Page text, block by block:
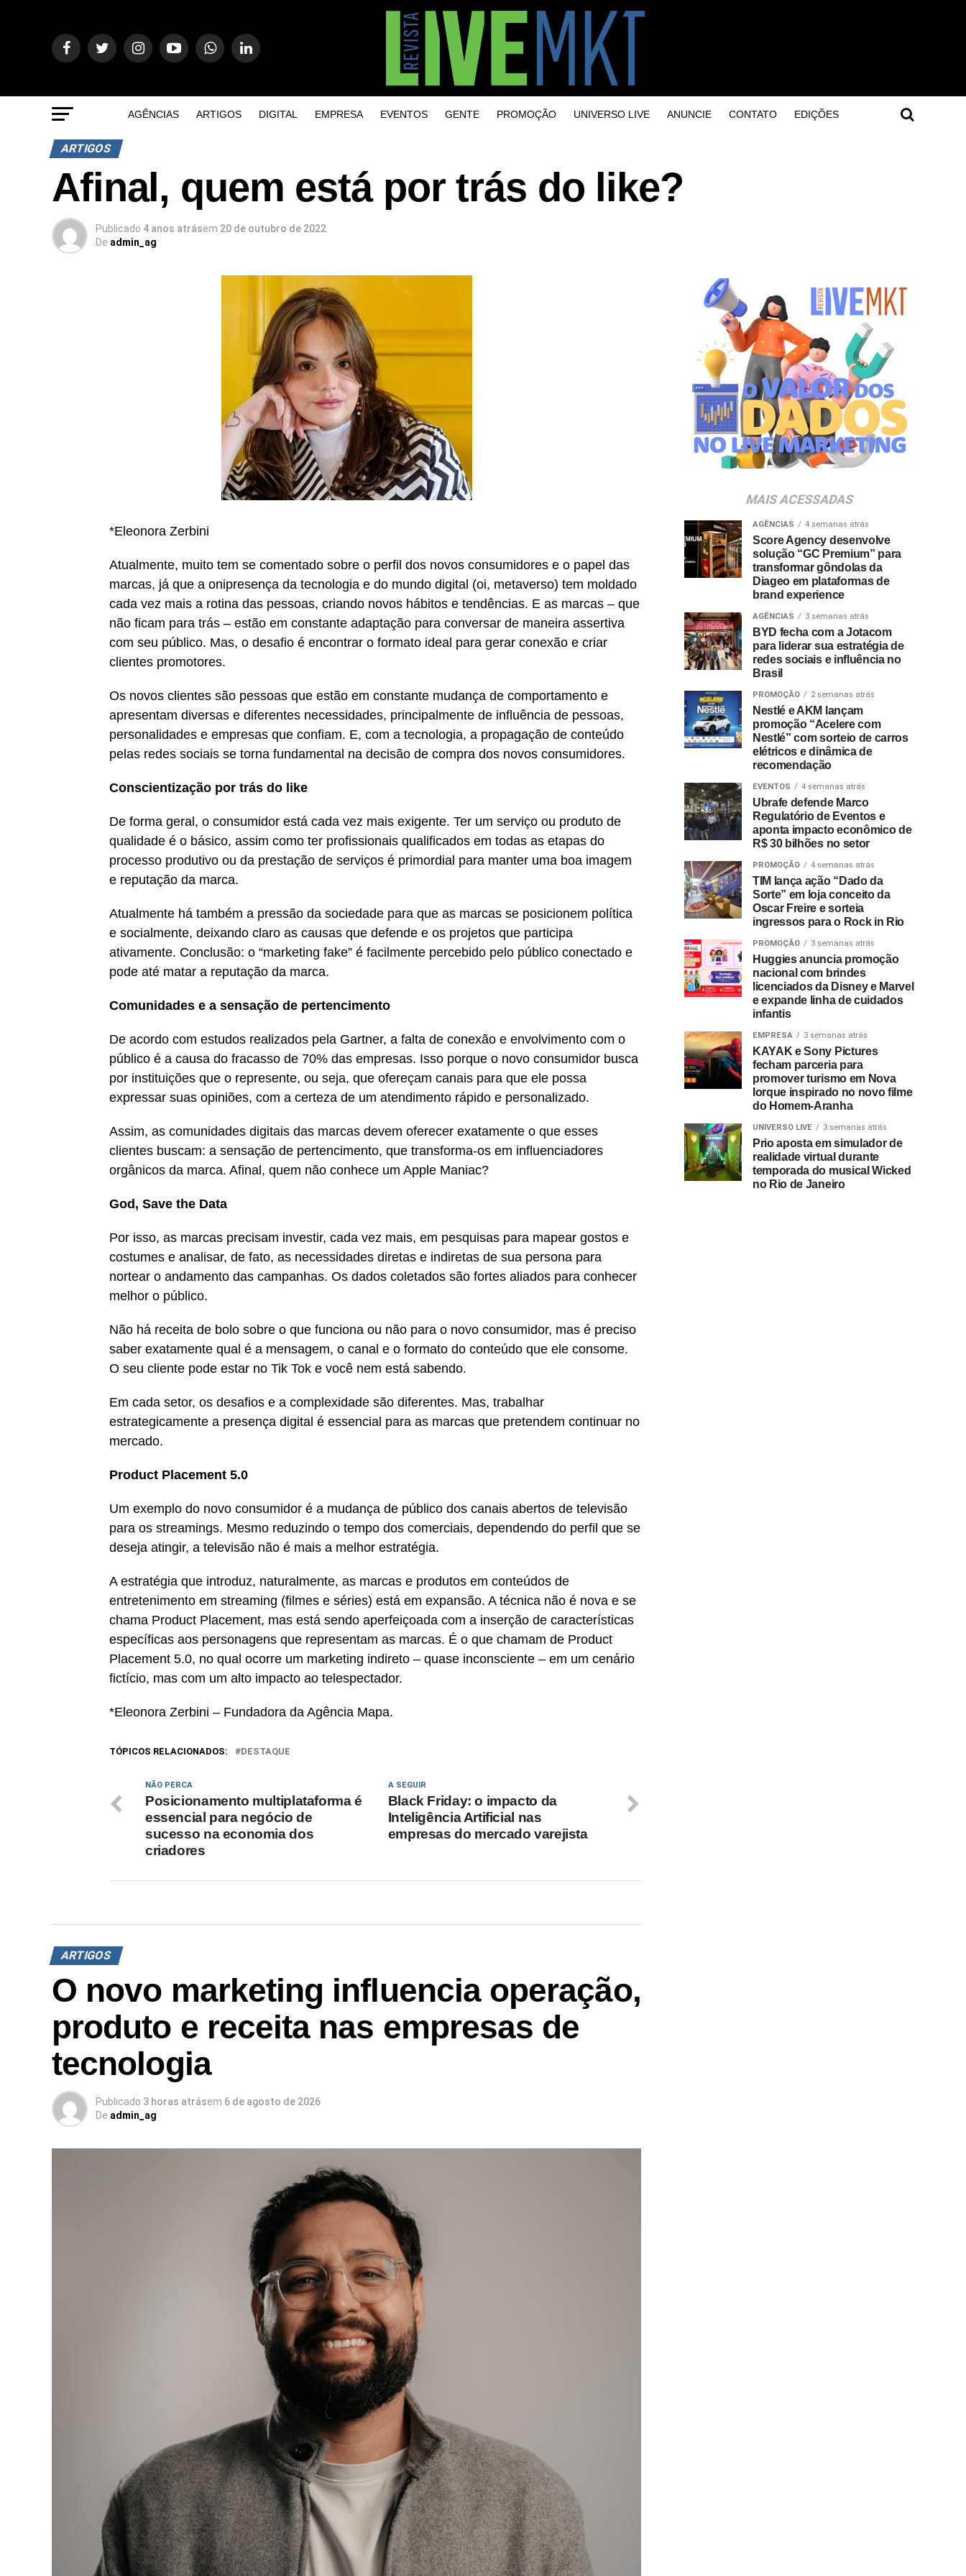
AGÊNCIAS ARTIGOS DIGITAL EMPRESA EVENTOS GENTE PROMOÇÃO UNIVERSO LIVE ANUNCIE CONTATO EDIÇÕES
ARTIGOS
Afinal, quem está por trás do like?
Publicado 4 anos atrásem 20 de outubro de 2022
De admin_ag
*Eleonora Zerbini
Atualmente, muito tem se comentado sobre o perfil dos novos consumidores e o papel das
marcas, já que a onipresença da tecnologia e do mundo digital (oi, metaverso) tem moldado
cada vez mais a rotina das pessoas, criando novos hábitos e tendências. E as marcas – que
não ficam para trás – estão em constante adaptação para conversar de maneira assertiva
com seu público. Mas, o desafio é encontrar o formato ideal para gerar conexão e criar
clientes promotores.
Os novos clientes são pessoas que estão em constante mudança de comportamento e
apresentam diversas e diferentes necessidades, principalmente de influência de pessoas,
personalidades e empresas que confiam. E, com a tecnologia, a propagação de conteúdo
pelas redes sociais se torna fundamental na decisão de compra dos novos consumidores.
Conscientização por trás do like
De forma geral, o consumidor está cada vez mais exigente. Ter um serviço ou produto de
qualidade é o básico, assim como ter profissionais qualificados em todas as etapas do
processo produtivo ou da prestação de serviços é primordial para manter uma boa imagem
e reputação da marca.
Atualmente há também a pressão da sociedade para que as marcas se posicionem política
e socialmente, deixando claro as causas que defende e os projetos que participa
ativamente. Conclusão: o “marketing fake” é facilmente percebido pelo público conectado e
pode até matar a reputação da marca.
Comunidades e a sensação de pertencimento
De acordo com estudos realizados pela Gartner, a falta de conexão e envolvimento com o
público é a causa do fracasso de 70% das empresas. Isso porque o novo consumidor busca
por instituições que o represente, ou seja, que ofereçam canais para que ele possa
expressar suas opiniões, com a certeza de um atendimento rápido e personalizado.
Assim, as comunidades digitais das marcas devem oferecer exatamente o que esses
clientes buscam: a sensação de pertencimento, que transforma-os em influenciadores
orgânicos da marca. Afinal, quem não conhece um Apple Maniac?
God, Save the Data
Por isso, as marcas precisam investir, cada vez mais, em pesquisas para mapear gostos e
costumes e analisar, de fato, as necessidades diretas e indiretas de sua persona para
nortear o andamento das campanhas. Os dados coletados são fortes aliados para conhecer
melhor o público.
Não há receita de bolo sobre o que funciona ou não para o novo consumidor, mas é preciso
saber exatamente qual é a mensagem, o canal e o formato do conteúdo que ele consome.
O seu cliente pode estar no Tik Tok e você nem está sabendo.
Em cada setor, os desafios e a complexidade são diferentes. Mas, trabalhar
estrategicamente a presença digital é essencial para as marcas que pretendem continuar no
mercado.
Product Placement 5.0
Um exemplo do novo consumidor é a mudança de público dos canais abertos de televisão
para os streamings. Mesmo reduzindo o tempo dos comerciais, dependendo do perfil que se
deseja atingir, a televisão não é mais a melhor estratégia.
A estratégia que introduz, naturalmente, as marcas e produtos em conteúdos de
entretenimento em streaming (filmes e séries) está em expansão. A técnica não é nova e se
chama Product Placement, mas está sendo aperfeiçoada com a inserção de características
específicas aos personagens que representam as marcas. É o que chamam de Product
Placement 5.0, no qual ocorre um marketing indireto – quase inconsciente – em um cenário
fictício, mas com um alto impacto ao telespectador.
*Eleonora Zerbini – Fundadora da Agência Mapa.
TÓPICOS RELACIONADOS: DESTAQUE
A SEGUIR
Black Friday: o impacto da
Inteligência Artificial nas
empresas do mercado varejista
NÃO PERCA
Posicionamento multiplataforma é
essencial para negócio de
sucesso na economia dos
criadores
ARTIGOS
O novo marketing influencia operação,
produto e receita nas empresas de
tecnologia
Publicado 3 horas atrásem 6 de agosto de 2026
De admin_ag
MAIS ACESSADAS
AGÊNCIAS 4 semanas atrás
Score Agency desenvolve
solução “GC Premium” para
transformar gôndolas da
Diageo em plataformas de
brand experience
AGÊNCIAS 3 semanas atrás
BYD fecha com a Jotacom
para liderar sua estratégia de
redes sociais e influência no
Brasil
PROMOÇÃO 2 semanas atrás
Nestlé e AKM lançam
promoção “Acelere com
Nestlé” com sorteio de carros
elétricos e dinâmica de
recomendação
EVENTOS 4 semanas atrás
Ubrafe defende Marco
Regulatório de Eventos e
aponta impacto econômico de
R$ 30 bilhões no setor
PROMOÇÃO 4 semanas atrás
TIM lança ação “Dado da
Sorte” em loja conceito da
Oscar Freire e sorteia
ingressos para o Rock in Rio
PROMOÇÃO 3 semanas atrás
Huggies anuncia promoção
nacional com brindes
licenciados da Disney e Marvel
e expande linha de cuidados
infantis
EMPRESA 3 semanas atrás
KAYAK e Sony Pictures
fecham parceria para
promover turismo em Nova
Iorque inspirado no novo filme
do Homem-Aranha
UNIVERSO LIVE 3 semanas atrás
Prio aposta em simulador de
realidade virtual durante
temporada do musical Wicked
no Rio de Janeiro